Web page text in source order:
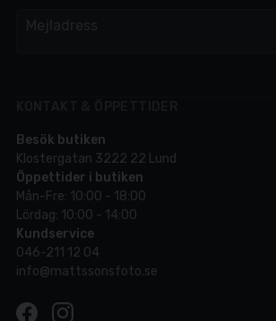
Besök butiken
Klostergatan 3222 22 Lund
Öppettider i butiken
Mån-Fre: 10:00 - 18:00
Lördag: 10:00 - 14:00
Kundservice
046-211 12 04
info@mattssonsfoto.se